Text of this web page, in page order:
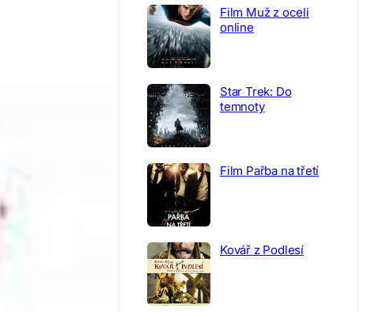
Film Muž z oceli
online
Star Trek: Do
temnoty
Film Pařba na třetí
Kovář z Podlesí